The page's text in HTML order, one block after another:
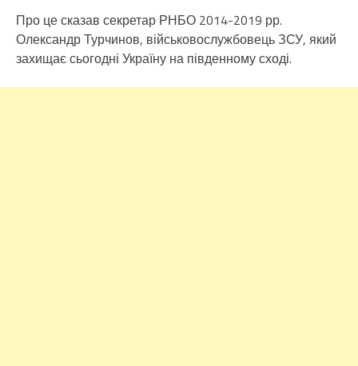
Про це сказав секретар РНБО 2014-2019 рр.
Олександр Турчинов, військовослужбовець ЗСУ, який
захищає сьогодні Україну на південному сході.